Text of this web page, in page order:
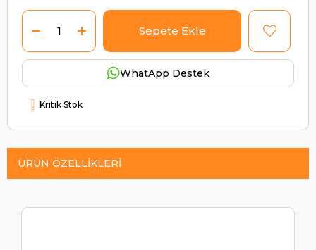
WhatApp Destek
Kritik Stok
ÜRÜN ÖZELLIKLERI